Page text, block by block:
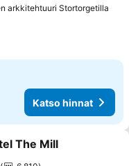
arkkitehtuuri Stortorgetilla
Katso hinnat
The Mill